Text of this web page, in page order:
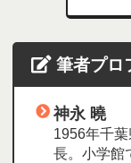
筆者プロ
神永 曉
1956年千
長。小学館